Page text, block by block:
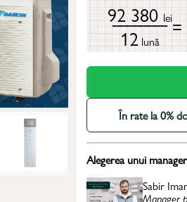
92 380 lei
12 lună
În rate la 0%
Alegerea unui
Sabir
Manager